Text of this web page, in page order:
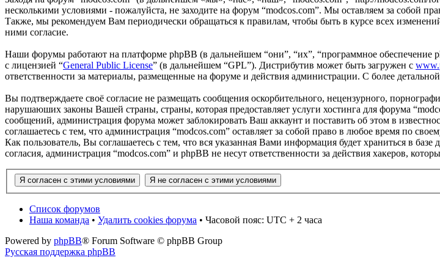
несколькими условиями - пожалуйста, не заходите на форум “modcos.com”. Мы оставляем за собой
Также, мы рекомендуем Вам периодически обращаться к правилам, чтобы быть в курсе всех
ними согласие.
Наши форумы работают на платформе phpBB (в дальнейшем “они”, “их”, “программное обеспечение
с лицензией “General Public License” (в дальнейшем “GPL”). Дистрибутив может быть загружен с
ответственности за материалы, размещенные на форуме и действия администрации. С более
Вы подтверждаете своё согласие не размещать сообщения оскорбительного, нецензурного,
нарушаюших законы Вашей страны, страны, которая предоставляет услуги хостинга для форума
сообщений, администрация форума может заблокировать Ваш аккаунт и поставить об этом в
соглашаетесь с тем, что администрация “modcos.com” оставляет за собой право в любое время по
Как пользователь, Вы соглашаетесь с тем, что вся указанная Вами информация будет храниться в
согласия, администрация “modcos.com” и phpBB не несут ответственности за действия хакеров,
Список форумов
Наша команда • Удалить cookies форума • Часовой пояс: UTC + 2 часа
Powered by phpBB® Forum Software © phpBB Group
Русская поддержка phpBB